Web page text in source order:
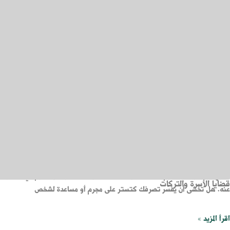
قضايا الأسرة والتركات
عنه. هل تخشى أن يُفسَّر تصرفك كتستر على مجرم أو مساعدة لشخص
اقرأ المزيد »